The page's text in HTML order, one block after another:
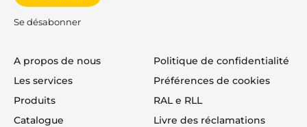
Se désabonner
A propos de nous
Les services
Produits
Catalogue
Politique de confidentialité
Préférences de cookies
RAL e RLL
Livre des réclamations